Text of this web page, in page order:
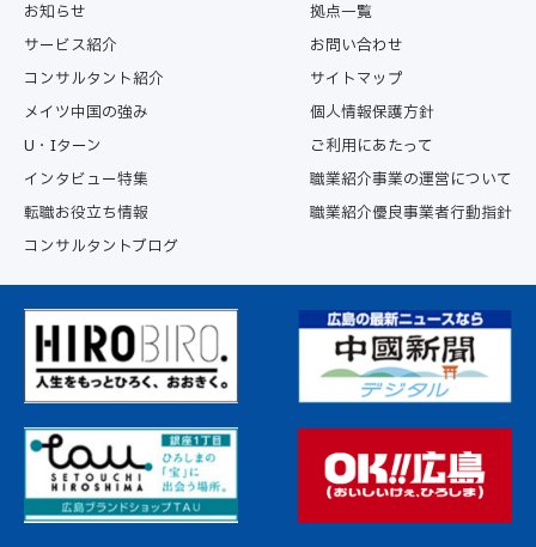
お知らせ
サービス紹介
コンサルタント紹介
メイツ中国の強み
U・Iターン
インタビュー特集
転職お役立ち情報
コンサルタントブログ
拠点一覧
お問い合わせ
サイトマップ
個人情報保護方針
ご利用にあたって
職業紹介事業の運営について
職業紹介優良事業者行動指針